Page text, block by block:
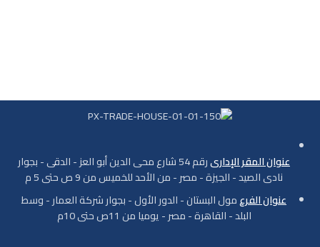
عنوان المقر الإدارى
رقم 54 شارع محى الدين أبو العز - الدقى - بجوار
نادى الصيد - الجيزة - مصر - من الأحد للخميس من 9 ص حتى 5 م
عنوان الفرعمول البستان - الدور الأول - بجوار شركة العمار - وسط
البلد - القاهرة - مصر - يوميا من 11ص حتى 10م